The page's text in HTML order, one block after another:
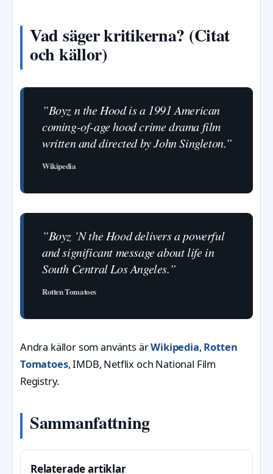
Vad säger kritikerna? (Citat
och källor)
”Boyz n the Hood is a 1991 American
coming-of-age hood crime drama film
written and directed by John Singleton.”
Wikipedia
”Boyz ’N the Hood delivers a powerful
and significant message about life in
South Central Los Angeles.”
Rotten Tomatoes
Andra källor som använts ärWikipedia, Rotten
Tomatoes, IMDB, Netflix och National Film
Registry.
Sammanfattning
Relaterade artiklar